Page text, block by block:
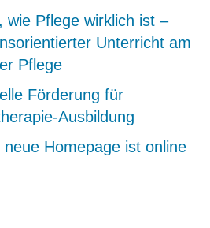
wie Pflege wirklich ist –
Unterricht am
Pflege
Förderung für
Ausbildung
neue Homepage ist online